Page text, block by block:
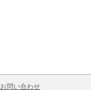
お問い合わせ